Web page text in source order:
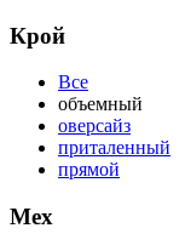
Крой
Все
объемный
оверсайз
приталенный
прямой
Мех